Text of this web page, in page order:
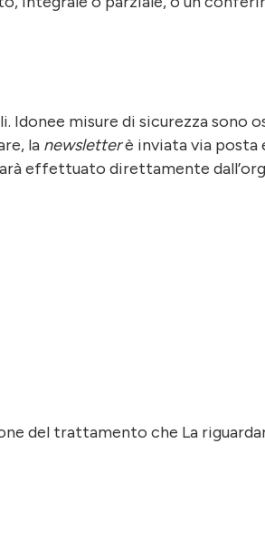
misure di sicurezza sono
la newsletterè inviata via posta
effettuato direttamente
del trattamento che La